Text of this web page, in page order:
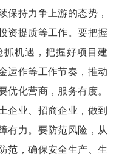
保持力争上游的态势，
资提质等工作。要把握
机遇，把握好项目建
运作等工作节奏，推动
优化营商，服务有度。
企业、招商企业，做到
有力。要防范风险，从
范，确保安全生产、生